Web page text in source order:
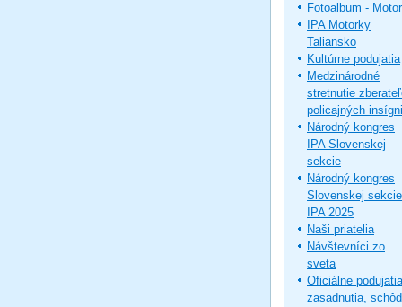
Fotoalbum -
IPA Motorky
Taliansko
Kultúrne podujatia
Medzinárodné
stretnutie
policajných
Národný kongres
IPA Slovenskej
sekcie
Národný kongres
Slovenskej sekcie
IPA 2025
Naši priatelia
Návštevníci zo
sveta
Oficiálne
zasadnutia,